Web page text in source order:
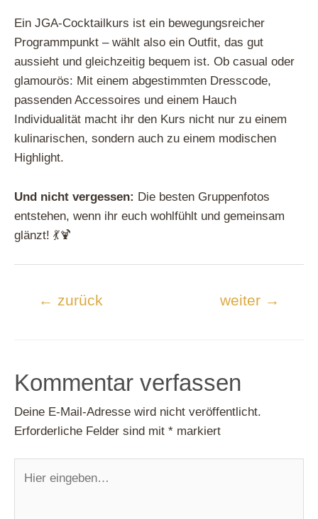
Ein JGA-Cocktailkurs ist ein bewegungsreicher
Programmpunkt – wählt also ein Outfit, das gut
aussieht und gleichzeitig bequem ist. Ob casual oder
glamourös: Mit einem abgestimmten Dresscode,
passenden Accessoires und einem Hauch
Individualität macht ihr den Kurs nicht nur zu einem
kulinarischen, sondern auch zu einem modischen
Highlight.
Und nicht vergessen: Die besten Gruppenfotos
entstehen, wenn ihr euch wohlfühlt und gemeinsam
glänzt! 💃🍹
Beitragsnavigation
← zurück weiter →
Kommentar verfassen
Deine E-Mail-Adresse wird nicht veröffentlicht.
Erforderliche Felder sind mit * markiert
eingeben…